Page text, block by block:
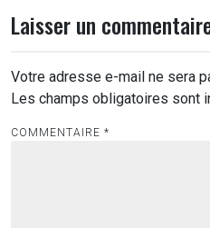
Laisser un
Votre adresse e-mail ne sera
Les champs obligatoires sont
COMMENTAIRE *